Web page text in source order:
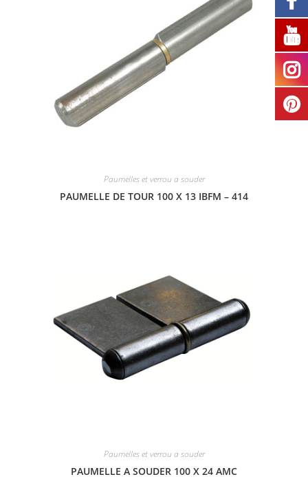
Paumelles et verrou a souder
PAUMELLE DE TOUR 100 X 13 IBFM – 414
Paumelles et verrou a souder
PAUMELLE A SOUDER 100 X 24 AMC